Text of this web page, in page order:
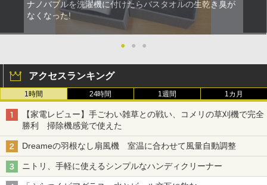
ナノバブルを洗濯機に付けたらバスタオルの生乾き臭が
なくなった!
● ● ●
アクセスランキング
1時間 24時間 1週間 1カ月
【家電レビュー】手ごわい雑草との戦い、コメリの草刈機で完全
勝利 掃除機感覚で使えた
Dreameの羽根なし扇風機 室温に合わせて風量自動調整
ニトリ、手軽に使えるシンプルなハンディクリーナー